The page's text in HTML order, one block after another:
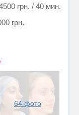
грн. / 40 мин.
грн.
64 фото